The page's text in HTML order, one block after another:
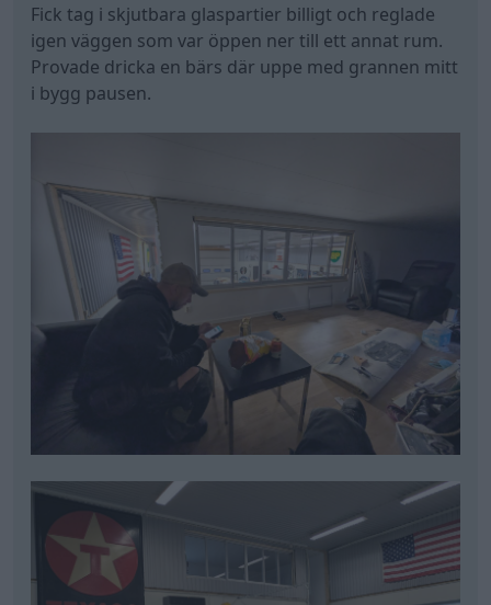
Fick tag i skjutbara glaspartier billigt och reglade
igen väggen som var öppen ner till ett annat rum.
Provade dricka en bärs där uppe med grannen mitt
i bygg pausen.